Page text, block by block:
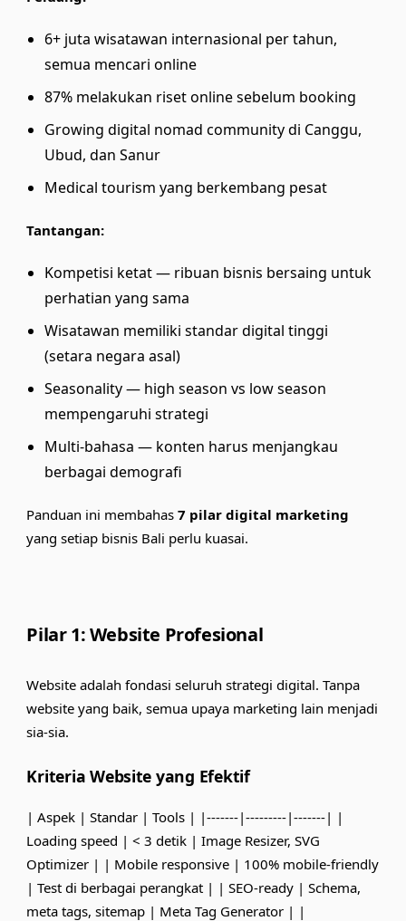
6+ juta wisatawan internasional per tahun,
semua mencari online
87% melakukan riset online sebelum booking
Growing digital nomad community di Canggu,
Ubud, dan Sanur
Medical tourism yang berkembang pesat
Tantangan:
Kompetisi ketat — ribuan bisnis bersaing untuk
perhatian yang sama
Wisatawan memiliki standar digital tinggi
(setara negara asal)
Seasonality — high season vs low season
mempengaruhi strategi
Multi-bahasa — konten harus menjangkau
berbagai demografi
Panduan ini membahas7 pilar digital marketing
yang setiap bisnis Bali perlu kuasai.
Pilar 1: Website Profesional
Website adalah fondasi seluruh strategi digital. Tanpa
website yang baik, semua upaya marketing lain menjadi
sia-sia.
Kriteria Website yang Efektif
| Aspek | Standar | Tools | |-------|---------|-------| |
Loading speed | < 3 detik |Image Resizer,SVG
Optimizer | | Mobile responsive | 100% mobile-friendly
| Test di berbagai perangkat | | SEO-ready | Schema,
meta tags, sitemap | Meta Tag Generator | |